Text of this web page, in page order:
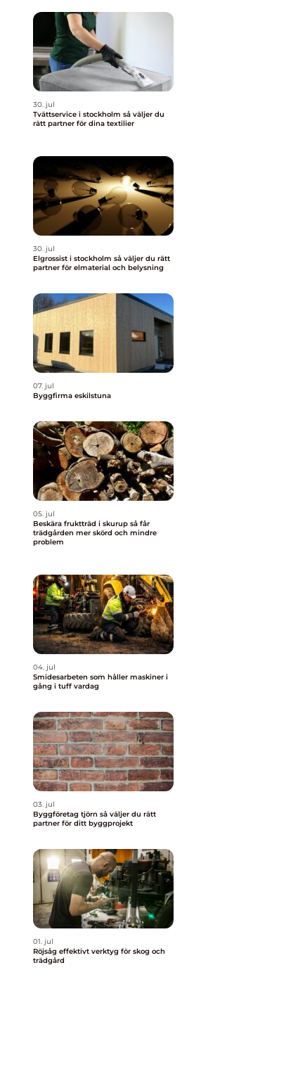
30. jul
Tvättservice i stockholm så väljer du
rätt partner för dina textilier
30. jul
Elgrossist i stockholm så väljer du rätt
partner för elmaterial och belysning
07. jul
Byggfirma eskilstuna
05. jul
Beskära fruktträd i skurup så får
trädgården mer skörd och mindre
problem
04. jul
Smidesarbeten som håller maskiner i
gång i tuff vardag
03. jul
Byggföretag tjörn så väljer du rätt
partner för ditt byggprojekt
01. jul
Röjsåg effektivt verktyg för skog och
trädgård